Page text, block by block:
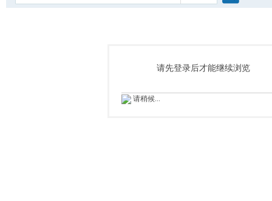
索
请先登录后才能继续浏览
请稍候...